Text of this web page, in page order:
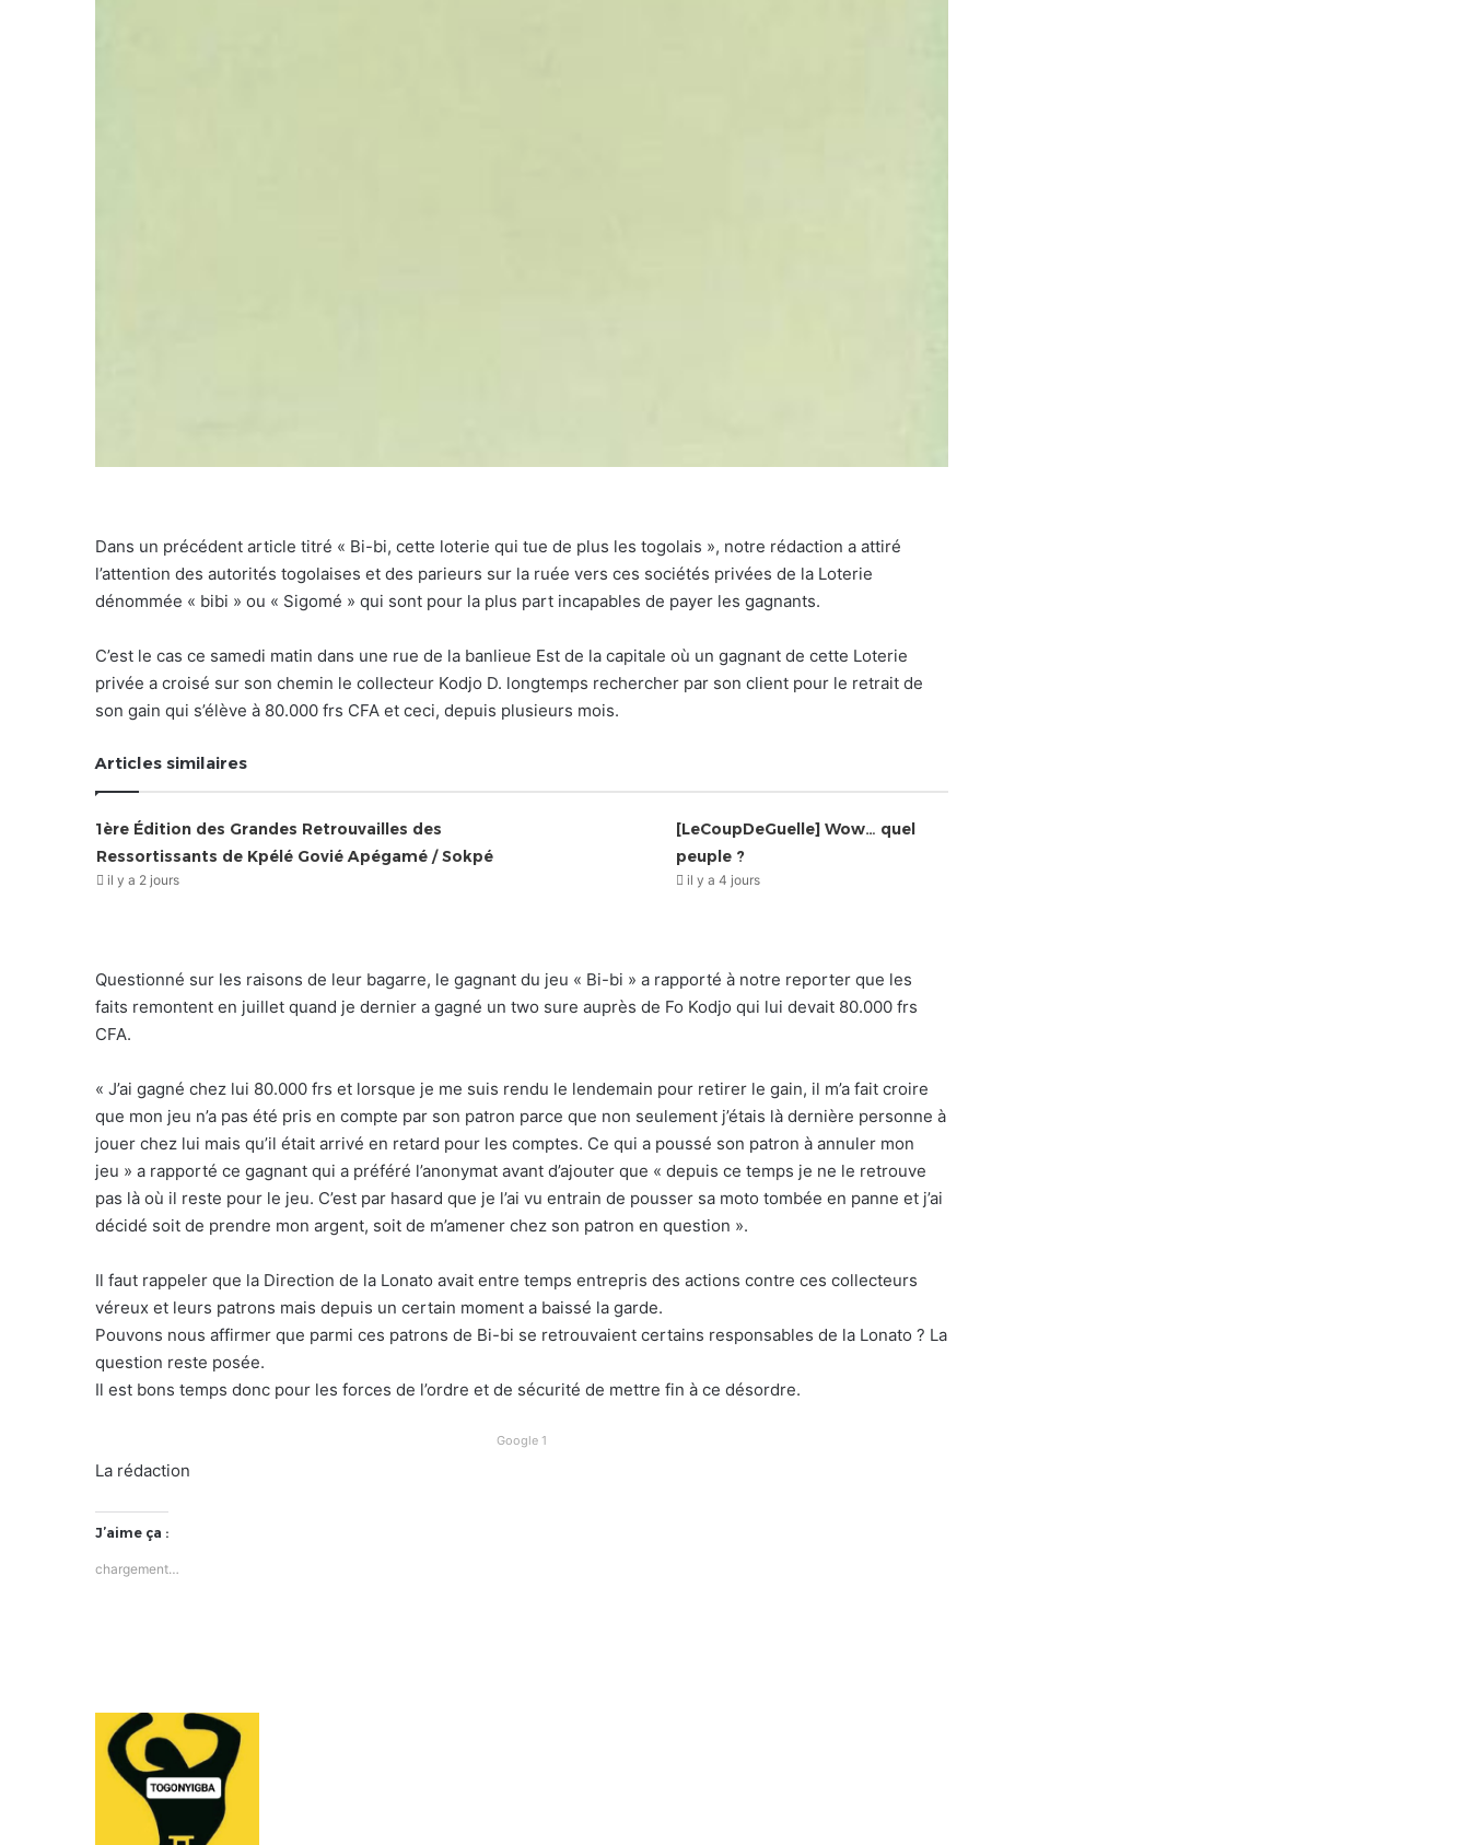
Dans un précédent article titré « Bi-bi, cette loterie qui tue de plus les togolais », notre rédaction a attiré
l’attention des autorités togolaises et des parieurs sur la ruée vers ces sociétés privées de la Loterie
dénommée « bibi » ou « Sigomé » qui sont pour la plus part incapables de payer les gagnants.
C’est le cas ce samedi matin dans une rue de la banlieue Est de la capitale où un gagnant de cette Loterie
privée a croisé sur son chemin le collecteur Kodjo D. longtemps rechercher par son client pour le retrait de
son gain qui s’élève à 80.000 frs CFA et ceci, depuis plusieurs mois.
Articles similaires
1ère Édition des Grandes Retrouvailles des
Ressortissants de Kpélé Govié Apégamé / Sokpé
il y a 2 jours
[LeCoupDeGuelle] Wow… quel
peuple ?
il y a 4 jours
Questionné sur les raisons de leur bagarre, le gagnant du jeu « Bi-bi » a rapporté à notre reporter que les
faits remontent en juillet quand je dernier a gagné un two sure auprès de Fo Kodjo qui lui devait 80.000 frs
CFA.
« J’ai gagné chez lui 80.000 frs et lorsque je me suis rendu le lendemain pour retirer le gain, il m’a fait croire
que mon jeu n’a pas été pris en compte par son patron parce que non seulement j’étais là dernière personne à
jouer chez lui mais qu’il était arrivé en retard pour les comptes. Ce qui a poussé son patron à annuler mon
jeu » a rapporté ce gagnant qui a préféré l’anonymat avant d’ajouter que « depuis ce temps je ne le retrouve
pas là où il reste pour le jeu. C’est par hasard que je l’ai vu entrain de pousser sa moto tombée en panne et j’ai
décidé soit de prendre mon argent, soit de m’amener chez son patron en question ».
Il faut rappeler que la Direction de la Lonato avait entre temps entrepris des actions contre ces collecteurs
véreux et leurs patrons mais depuis un certain moment a baissé la garde.
Pouvons nous affirmer que parmi ces patrons de Bi-bi se retrouvaient certains responsables de la Lonato ? La
question reste posée.
Il est bons temps donc pour les forces de l’ordre et de sécurité de mettre fin à ce désordre.
Google 1
La rédaction
J’aime ça :
chargement…